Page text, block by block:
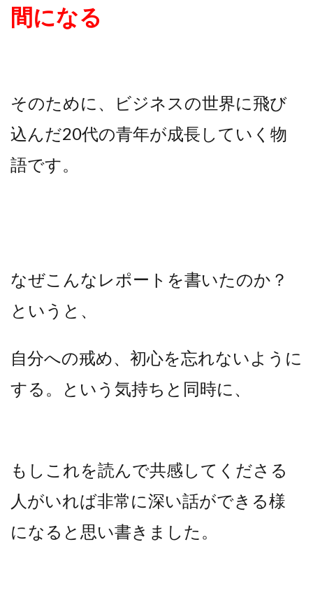
間になる
そのために、ビジネスの世界に飛び
込んだ20代の青年が成長していく物
語です。
なぜこんなレポートを書いたのか？
というと、
自分への戒め、初心を忘れないように
する。という気持ちと同時に、
もしこれを読んで共感してくださる
人がいれば非常に深い話ができる様
になると思い書きました。